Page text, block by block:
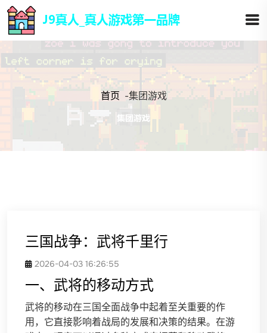
首页 -集团游戏
三国战争：武将千里行
2026-04-03 16:26:55
一、武将的移动方式
武将的移动在三国全面战争中起着至关重要的作
用，它直接影响着战局的发展和决策的结果。在游